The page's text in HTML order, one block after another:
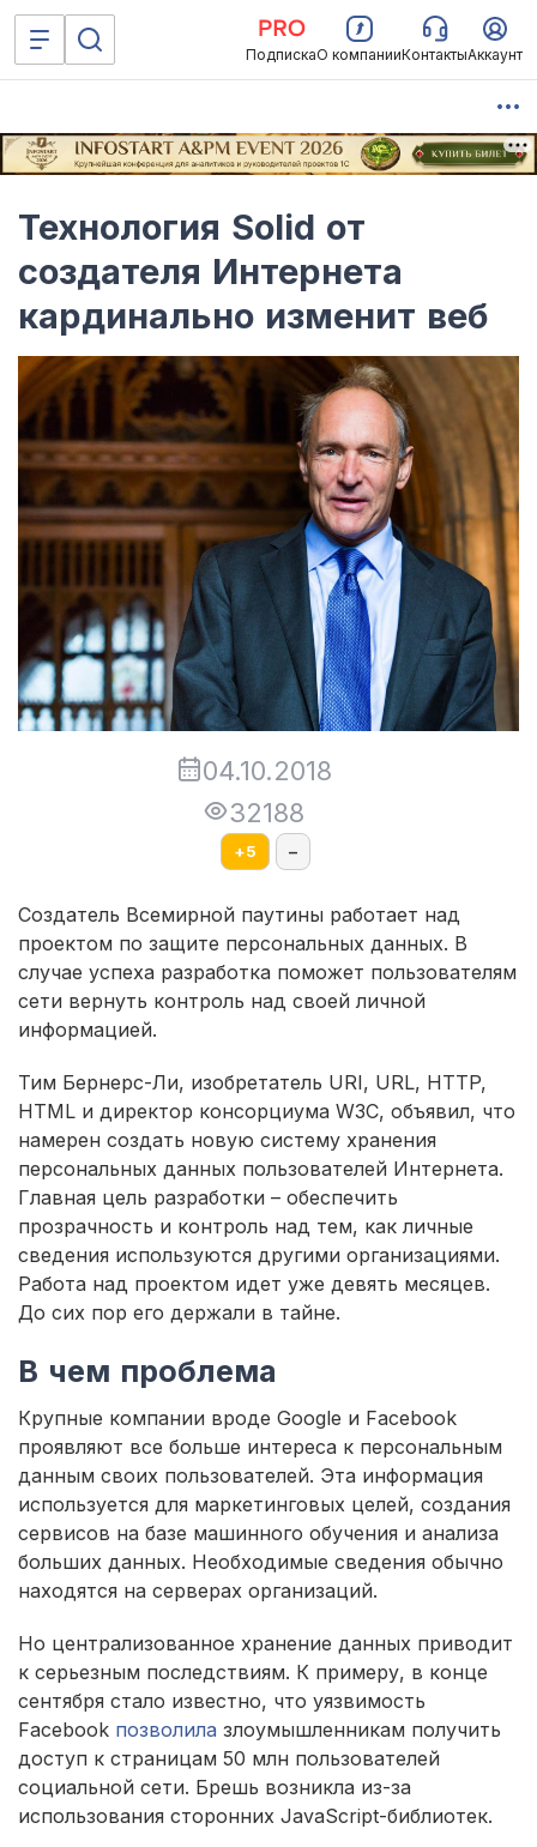
ПодпискаО компанииКонтактыАккаунт
Технология Solid от
создателя Интернета
кардинально изменит веб
04.10.2018
32188
+5 –
Создатель Всемирной паутины работает над
проектом по защите персональных данных. В
случае успеха разработка поможет пользователям
сети вернуть контроль над своей личной
информацией.
Тим Бернерс-Ли, изобретатель URI, URL, HTTP,
HTML и директор консорциума W3C, объявил, что
намерен создать новую систему хранения
персональных данных пользователей Интернета.
Главная цель разработки – обеспечить
прозрачность и контроль над тем, как личные
сведения используются другими организациями.
Работа над проектом идет уже девять месяцев.
До сих пор его держали в тайне.
В чем проблема
Крупные компании вроде Google и Facebook
проявляют все больше интереса к персональным
данным своих пользователей. Эта информация
используется для маркетинговых целей, создания
сервисов на базе машинного обучения и анализа
больших данных. Необходимые сведения обычно
находятся на серверах организаций.
Но централизованное хранение данных приводит
к серьезным последствиям. К примеру, в конце
сентября стало известно, что уязвимость
Facebook позволила злоумышленникам получить
доступ к страницам 50 млн пользователей
социальной сети. Брешь возникла из-за
использования сторонних JavaScript-библиотек.